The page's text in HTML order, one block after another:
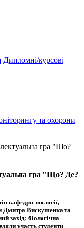
Дипломні/курсові
та охорони
гра "Що?
гра "Що? Де?
кафедри зоології,
Дмитра Вискушенка та
захід: біологічна
участь студенти